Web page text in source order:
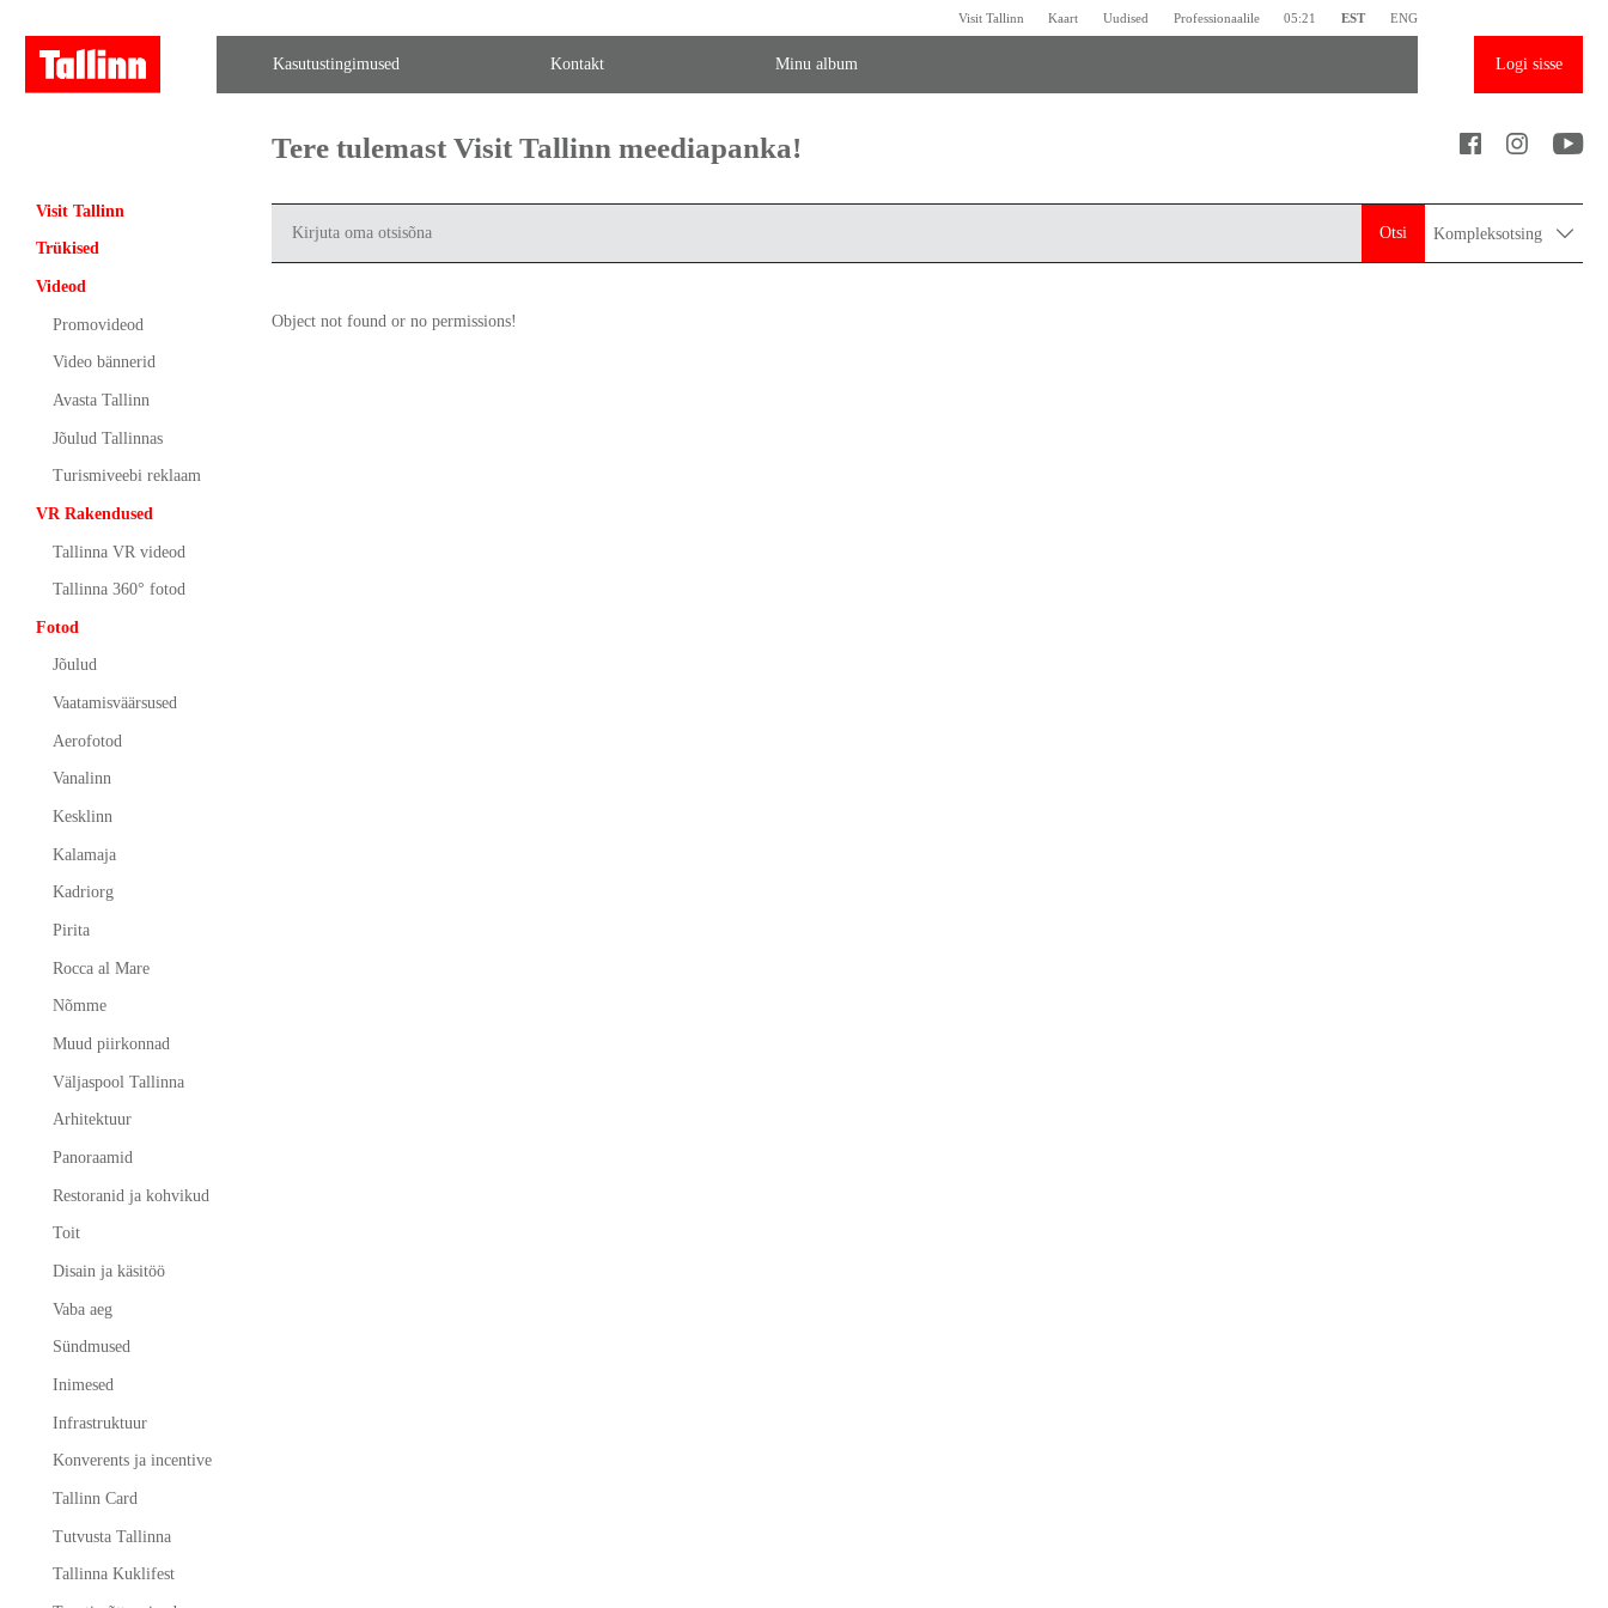
Visit Tallinn Kaart Uudised Professionaalile 05:21 EST ENG
Kasutustingimused Kontakt Minu album Logi sisse
Visit Tallinn
Trükised
Videod
Promovideod
Video bännerid
Avasta Tallinn
Jõulud Tallinnas
Turismiveebi reklaam
VR Rakendused
Tallinna VR videod
Tallinna 360° fotod
Fotod
Jõulud
Vaatamisväärsused
Aerofotod
Vanalinn
Kesklinn
Kalamaja
Kadriorg
Pirita
Rocca al Mare
Nõmme
Muud piirkonnad
Väljaspool Tallinna
Arhitektuur
Panoraamid
Restoranid ja kohvikud
Toit
Disain ja käsitöö
Vaba aeg
Sündmused
Inimesed
Infrastruktuur
Konverents ja incentive
Tallinn Card
Tutvusta Tallinna
Tallinna Kuklifest
Tere tulemast Visit Tallinn meediapanka!
Otsi Kompleksotsing
Object not found or no permissions!